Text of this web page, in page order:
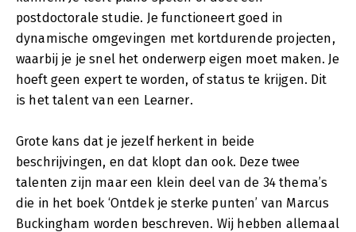
postdoctorale studie. Je functioneert goed in
dynamische omgevingen met kortdurende projecten,
waarbij je je snel het onderwerp eigen moet maken. Je
hoeft geen expert te worden, of status te krijgen. Dit
is het talent van een Learner.
Grote kans dat je jezelf herkent in beide
beschrijvingen, en dat klopt dan ook. Deze twee
talenten zijn maar een klein deel van de 34 thema’s
die in het boek ‘Ontdek je sterke punten’ van Marcus
Buckingham worden beschreven. Wij hebben allemaal